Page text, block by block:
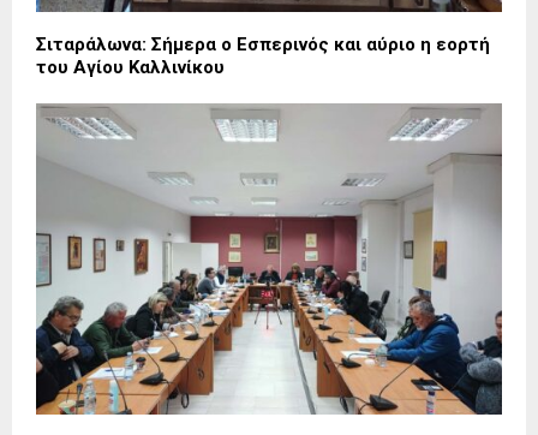
Σιταράλωνα: Σήμερα ο Εσπερινός και αύριο η εορτή
του Αγίου Καλλινίκου